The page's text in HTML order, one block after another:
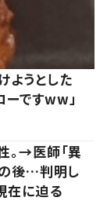
ようとした
ですww」
。→医師「異
の後…判明し
在に迫る